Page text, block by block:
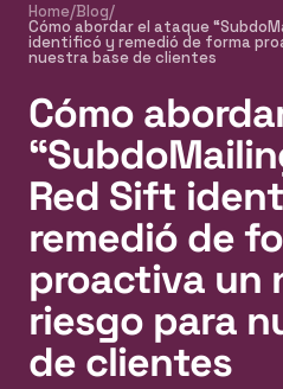
Home/Blog/
Cómo abordar el ataque
identificó y remedió de forma
nuestra base de clientes
Cómo
Red Sift
remedió de
proactiva un
riesgo para
de clientes